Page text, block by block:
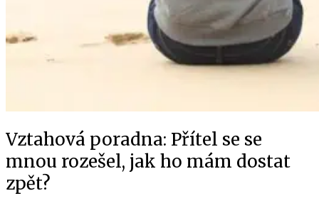
Vztahová poradna: Přítel se se
mnou rozešel, jak ho mám dostat
zpět?